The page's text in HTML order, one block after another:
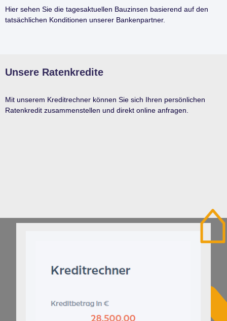
Hier sehen Sie die tagesaktuellen Bauzinsen basierend auf den
tatsächlichen Konditionen unserer Bankenpartner.
Unsere Ratenkredite
Mit unserem Kreditrechner können Sie sich Ihren persönlichen
Ratenkredit zusammenstellen und direkt online anfragen.